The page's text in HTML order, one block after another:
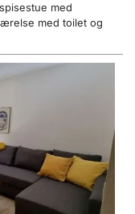
med
med toilet og